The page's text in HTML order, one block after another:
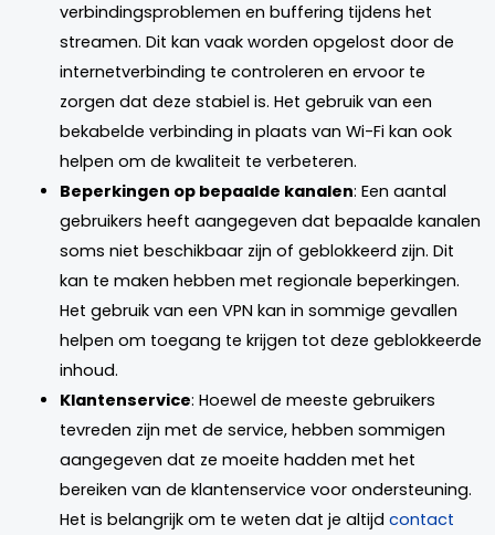
verbindingsproblemen en buffering tijdens het
streamen. Dit kan vaak worden opgelost door de
internetverbinding te controleren en ervoor te
zorgen dat deze stabiel is. Het gebruik van een
bekabelde verbinding in plaats van Wi-Fi kan ook
helpen om de kwaliteit te verbeteren.
Beperkingen op bepaalde kanalen: Een aantal
gebruikers heeft aangegeven dat bepaalde kanalen
soms niet beschikbaar zijn of geblokkeerd zijn. Dit
kan te maken hebben met regionale beperkingen.
Het gebruik van een VPN kan in sommige gevallen
helpen om toegang te krijgen tot deze geblokkeerde
inhoud.
Klantenservice: Hoewel de meeste gebruikers
tevreden zijn met de service, hebben sommigen
aangegeven dat ze moeite hadden met het
bereiken van de klantenservice voor ondersteuning.
Het is belangrijk om te weten dat je altijd contact